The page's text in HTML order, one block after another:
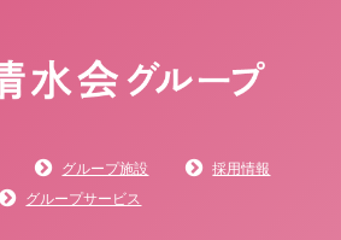
グループ施設
採用情報
グループサービス